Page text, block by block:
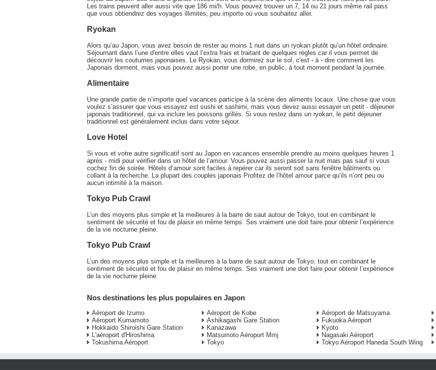
Les trains peuvent aller aussi vite que 186 mi/h. Vous pouvez trouver un 7, 14 ou 21 jours même rail pass
que vous obtiendrez des voyages illimités, peu importe où vous souhaitez aller.
Ryokan
Alors qu’au Japon, vous avez besoin de rester au moins 1 nuit dans un ryokan plutôt qu’un hôtel ordinaire.
Séjournant dans l’une d'entre elles vaut l’extra frais et traitant de quelques règles car il vous permet de
découvrir les coutumes japonaises. Le Ryokan, vous dormirez sur le sol, c'est - à - dire comment les
Japonais dorment, mais vous pouvez aussi porter une robe, en public, à tout moment pendant la journée.
Alimentaire
Une grande partie de n’importe quel vacances participe à la scène des aliments locaux. Une chose que vous
voulez s’assurer que vous essayez est sushi et sashimi, mais vous devez aussi essayer un petit - déjeuner
japonais traditionnel, qui va inclure les poissons grillés. Si vous restez dans un ryokan, le petit déjeuner
traditionnel est généralement inclus dans votre séjour.
Love Hotel
Si vous et votre autre significatif sont au Japon en vacances ensemble prendre au moins quelques heures 1
après - midi pour vérifier dans un hôtel de l’amour. Vous pouvez aussi passer la nuit mais pas sauf si vous
cochez fin de soirée. Hôtels d’amour sont faciles à repérer car ils seront soit sans fenêtre bâtiments ou
collant à la recherche. La plupart des couples japonais Profitez de l’hôtel amour parce qu’ils n’ont peu ou
aucun intimité à la maison.
Tokyo Pub Crawl
L’un des moyens plus simple et la meilleures à la barre de saut autour de Tokyo, tout en combinant le
sentiment de sécurité et fou de plaisir en même temps. Ses vraiment une doit faire pour obtenir l’expérience
de la vie nocturne pleine.
Tokyo Pub Crawl
L’un des moyens plus simple et la meilleures à la barre de saut autour de Tokyo, tout en combinant le
sentiment de sécurité et fou de plaisir en même temps. Ses vraiment une doit faire pour obtenir l’expérience
de la vie nocturne pleine.
Nos destinations les plus populaires en Japon
Aéroport de Izumo Aéroport de Kobe Aéroport de Matsuyama
Aéroport Kumamoto
Ashikagashi Gare Station Fukuoka Aéroport
Hokkaido Shiroishi Gare Station
Kanazawa Kyoto
L'aéroport d'Hiroshima
Matsumoto Aéroport Mmj Nagasaki Aéroport
Tokushima Aéroport
Tokyo Tokyo Aéroport Haneda South Wing